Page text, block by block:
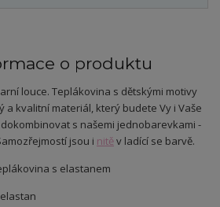
o produktu
louce. Teplákovina s dětskými motivy
a kvalitní materiál, který budete Vy i Vaše
s našemi jednobarevkami -
jsou i nitěv ladící se barvě.
s elastanem